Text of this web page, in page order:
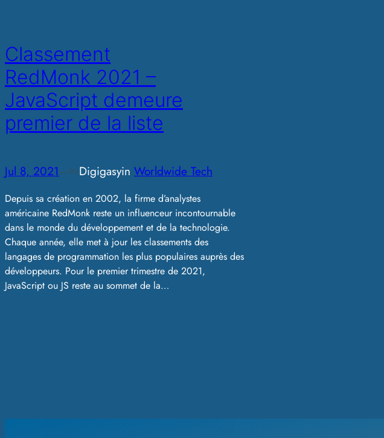
Classement
RedMonk 2021 –
JavaScript demeure
premier de la liste
Jul 8, 2021— byDigigasyin Worldwide Tech
Depuis sa création en 2002, la firme d’analystes
américaine RedMonk reste un influenceur incontournable
dans le monde du développement et de la technologie.
Chaque année, elle met à jour les classements des
langages de programmation les plus populaires auprès des
développeurs. Pour le premier trimestre de 2021,
JavaScript ou JS reste au sommet de la…